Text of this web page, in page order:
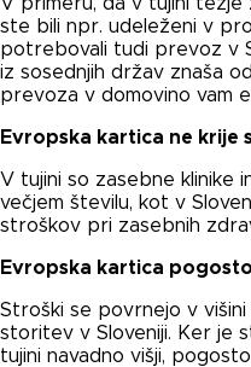
ste bili npr. udeleženi v
potrebovali tudi prevoz v
iz sosednjih držav znaša
prevoza v domovino vam
Evropska kartica ne
V tujini so zasebne klinike
večjem številu, kot v
stroškov pri zasebnih
Evropska kartica
Stroški se povrnejo v
storitev v Sloveniji. Ker je
tujini navadno višji,